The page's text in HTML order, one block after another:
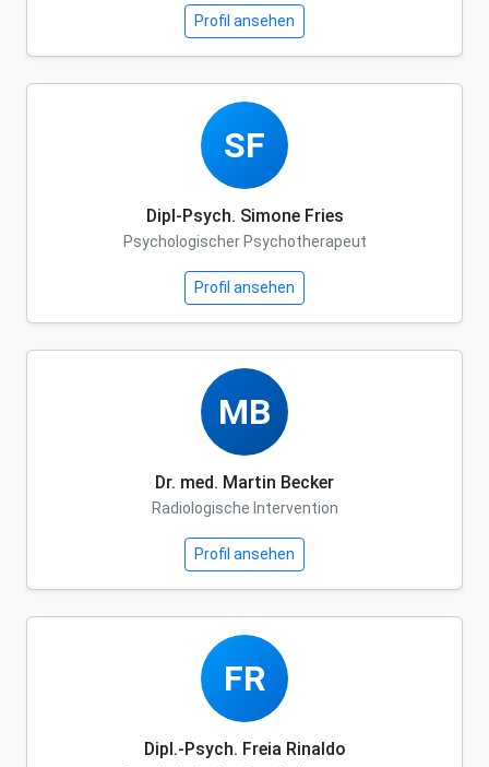
Profil ansehen
SF
Dipl-Psych. Simone Fries
Psychologischer Psychotherapeut
Profil ansehen
MB
Dr. med. Martin Becker
Radiologische Intervention
Profil ansehen
FR
Dipl.-Psych. Freia Rinaldo